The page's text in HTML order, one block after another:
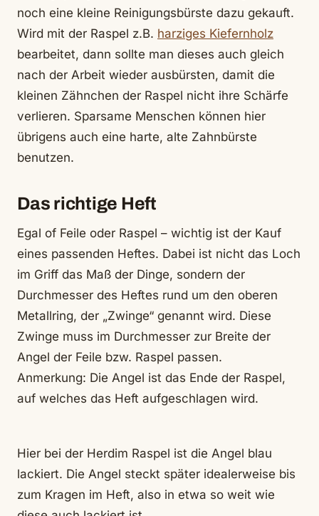
noch eine kleine Reinigungsbürste dazu gekauft.
Wird mit der Raspel z.B. harziges Kiefernholz
bearbeitet, dann sollte man dieses auch gleich
nach der Arbeit wieder ausbürsten, damit die
kleinen Zähnchen der Raspel nicht ihre Schärfe
verlieren. Sparsame Menschen können hier
übrigens auch eine harte, alte Zahnbürste
benutzen.
Das richtige Heft
Egal of Feile oder Raspel – wichtig ist der Kauf
eines passenden Heftes. Dabei ist nicht das Loch
im Griff das Maß der Dinge, sondern der
Durchmesser des Heftes rund um den oberen
Metallring, der „Zwinge“ genannt wird. Diese
Zwinge muss im Durchmesser zur Breite der
Angel der Feile bzw. Raspel passen.
Anmerkung: Die Angel ist das Ende der Raspel,
auf welches das Heft aufgeschlagen wird.
Hier bei der Herdim Raspel ist die Angel blau
lackiert. Die Angel steckt später idealerweise bis
zum Kragen im Heft, also in etwa so weit wie